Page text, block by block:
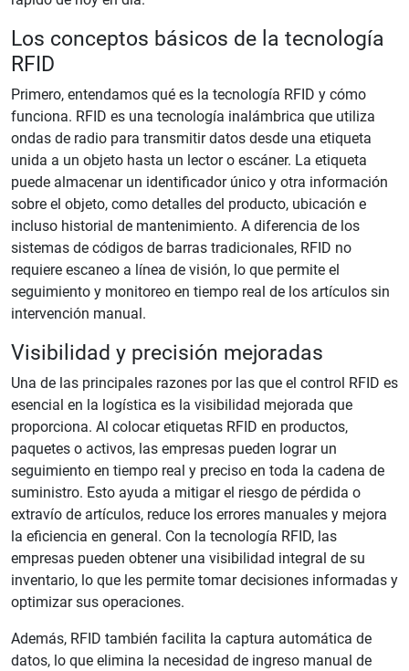
Los conceptos básicos de la tecnología
RFID
Primero, entendamos qué es la tecnología RFID y cómo
funciona. RFID es una tecnología inalámbrica que utiliza
ondas de radio para transmitir datos desde una etiqueta
unida a un objeto hasta un lector o escáner. La etiqueta
puede almacenar un identificador único y otra información
sobre el objeto, como detalles del producto, ubicación e
incluso historial de mantenimiento. A diferencia de los
sistemas de códigos de barras tradicionales, RFID no
requiere escaneo a línea de visión, lo que permite el
seguimiento y monitoreo en tiempo real de los artículos sin
intervención manual.
Visibilidad y precisión mejoradas
Una de las principales razones por las que el control RFID es
esencial en la logística es la visibilidad mejorada que
proporciona. Al colocar etiquetas RFID en productos,
paquetes o activos, las empresas pueden lograr un
seguimiento en tiempo real y preciso en toda la cadena de
suministro. Esto ayuda a mitigar el riesgo de pérdida o
extravío de artículos, reduce los errores manuales y mejora
la eficiencia en general. Con la tecnología RFID, las
empresas pueden obtener una visibilidad integral de su
inventario, lo que les permite tomar decisiones informadas y
optimizar sus operaciones.
Además, RFID también facilita la captura automática de
datos, lo que elimina la necesidad de ingreso manual de